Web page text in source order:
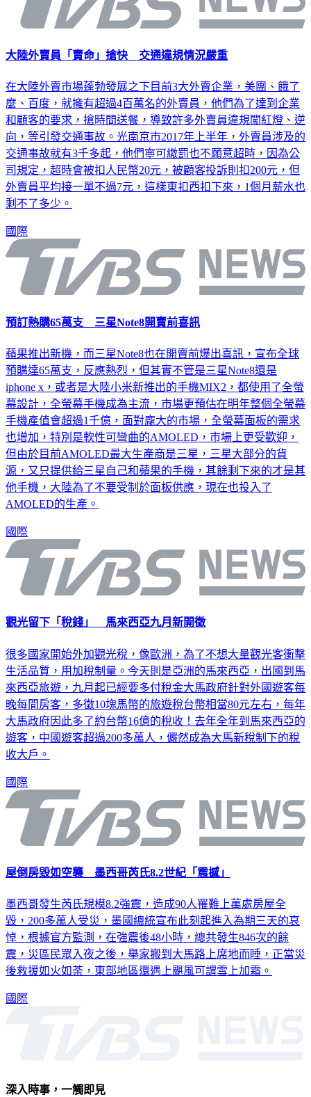
大陸外賣員「賣命」搶快 交通違規情況嚴重
在大陸外賣市場蓬勃發展之下目前3大外賣企業，美團、餓了
麼、百度，就擁有超過4百萬名的外賣員，他們為了達到企業
和顧客的要求，搶時間送餐，導致許多外賣員違規闖紅燈、逆
向，等引發交通事故。光南京市2017年上半年，外賣員涉及的
交通事故就有3千多起，他們寧可繳罰也不願意超時，因為公
司規定，超時會被扣人民幣20元，被顧客投訴則扣200元，但
外賣員平均接一單不過7元，這樣東扣西扣下來，1個月薪水也
剩不了多少。
國際
預訂熱購65萬支 三星Note8開賣前喜訊
蘋果推出新機，而三星Note8也在開賣前爆出喜訊，宣布全球
預購達65萬支，反應熱烈，但其實不管是三星Note8還是
iphone x，或者是大陸小米新推出的手機MIX2，都使用了全螢
幕設計，全螢幕手機成為主流，市場更預估在明年整個全螢幕
手機產值會超過1千億，面對龐大的市場，全螢幕面板的需求
也增加，特別是軟性可彎曲的AMOLED，市場上更受歡迎，
但由於目前AMOLED最大生產商是三星，三星大部分的貨
源，又只提供給三星自己和蘋果的手機，其餘剩下來的才是其
他手機，大陸為了不要受制於面板供應，現在也投入了
AMOLED的生產。
國際
觀光留下「稅錢」 馬來西亞九月新開徵
很多國家開始外加觀光稅，像歐洲，為了不想大量觀光客衝擊
生活品質，用加稅制量。今天則是亞洲的馬來西亞，出國到馬
來西亞旅遊，九月起已經要多付稅金大馬政府針對外國遊客每
晚每間房客，多徵10塊馬幣的旅遊稅台幣相當80元左右，每年
大馬政府因此多了約台幣16億的稅收！去年全年到馬來西亞的
遊客，中國遊客超過200多萬人，儼然成為大馬新稅制下的稅
收大戶。
國際
屋倒房毀如空襲 墨西哥芮氏8.2世紀「震撼」
墨西哥發生芮氏規模8.2強震，造成90人罹難上萬處房屋全
毀，200多萬人受災，墨國總統宣布此刻起進入為期三天的哀
悼，根據官方監測，在強震後48小時，總共發生846次的餘
震，災區民眾入夜之後，舉家搬到大馬路上席地而睡，正當災
後救援如火如荼，東部地區還遇上颶風可謂雪上加霜。
國際
深入時事，一觸即見